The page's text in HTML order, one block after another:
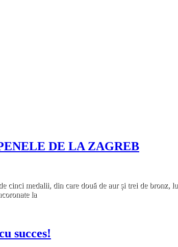
DE LA ZAGREB
cinci medalii, din care două de aur și trei de bronz,
la
succes!